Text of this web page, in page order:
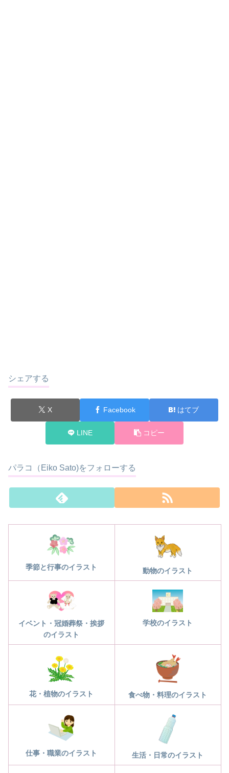
シェアする
X Facebook はてブ
LINE コピー
パラコ（Eiko Sato)をフォローする
季節と行事のイラスト 動物のイラスト
イベント・冠婚葬祭・挨拶
のイラスト
学校のイラスト
花・植物のイラスト 食べ物・料理のイラスト
仕事・職業のイラスト 生活・日常のイラスト